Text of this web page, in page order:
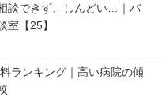
談できず、しんどい…｜バ
室【25】
ランキング｜高い病院の傾